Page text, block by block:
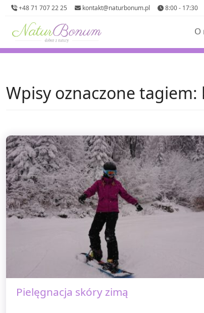
+48 71 707 22 25 kontakt@naturbonum.pl 8:00 - 17:30
O
Wpisy oznaczone
Pielęgnacja skóry zimą